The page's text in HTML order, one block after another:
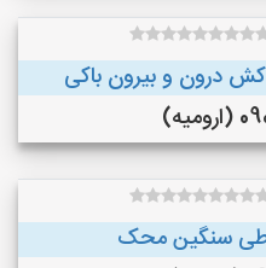
درون و بیرون باکی
سنگین محک